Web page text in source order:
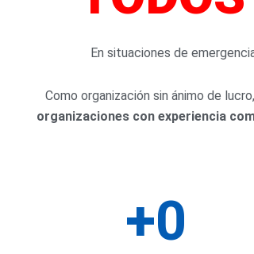
En situaciones de
Como organización sin ánimo de lucro,
organizaciones con experiencia
+0